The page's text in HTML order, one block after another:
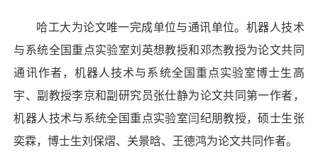
哈工大为论文唯一完成单位与通讯单位。机器人技术
与系统全国重点实验室刘英想教授和邓杰教授为论文共同
通讯作者，机器人技术与系统全国重点实验室博士生高
宇、副教授李京和副研究员张仕静为论文共同第一作者，
机器人技术与系统全国重点实验室闫纪朋教授，硕士生张
奕霖，博士生刘保熠、关景晗、王德鸿为论文共同作者。